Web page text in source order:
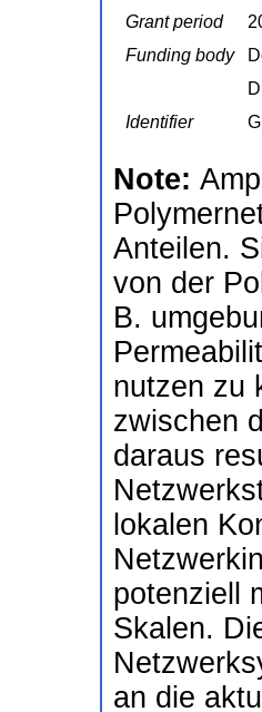
Grant period
Funding body
Identifier
Note:
Anteilen.
von der
B.
nutzen zu
zwischen
daraus
lokalen
potenziell
Skalen.
an die